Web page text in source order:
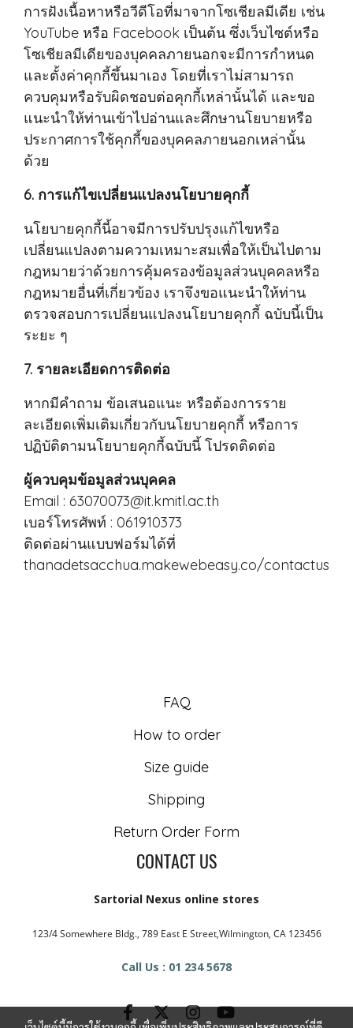
การฝังเนื้อหาหรือวีดีโอที่มาจากโซเชียลมีเดีย เช่น
YouTube หรือ Facebook เป็นต้น ซึ่งเว็บไซต์หรือ
โซเชียลมีเดียของบุคคลภายนอกจะมีการกำหนด
และตั้งค่าคุกกี้ขึ้นมาเอง โดยที่เราไม่สามารถ
ควบคุมหรือรับผิดชอบต่อคุกกี้เหล่านั้นได้ และขอ
แนะนำให้ท่านเข้าไปอ่านและศึกษานโยบายหรือ
ประกาศการใช้คุกกี้ของบุคคลภายนอกเหล่านั้น
ด้วย
6. การแก้ไขเปลี่ยนแปลงนโยบายคุกกี้
นโยบายคุกกี้นี้อาจมีการปรับปรุงแก้ไขหรือ
เปลี่ยนแปลงตามความเหมาะสมเพื่อให้เป็นไปตาม
กฎหมายว่าด้วยการคุ้มครองข้อมูลส่วนบุคคลหรือ
กฎหมายอื่นที่เกี่ยวข้อง เราจึงขอแนะนำให้ท่าน
ตรวจสอบการเปลี่ยนแปลงนโยบายคุกกี้ ฉบับนี้เป็น
ระยะ ๆ
7. รายละเอียดการติดต่อ
หากมีคำถาม ข้อเสนอแนะ หรือต้องการราย
ละเอียดเพิ่มเติมเกี่ยวกับนโยบายคุกกี้ หรือการ
ปฏิบัติตามนโยบายคุกกี้ฉบับนี้ โปรดติดต่อ
ผู้ควบคุมข้อมูลส่วนบุคคล
Email : 63070073@it.kmitl.ac.th
เบอร์โทรศัพท์ : 061910373
ติดต่อผ่านแบบฟอร์มได้ที่
thanadetsacchua.makewebeasy.co/contactus
FAQ
How to order
Size guide
Shipping
Return Order Form
CONTACT US
Sartorial Nexus online stores
123/4 Somewhere Bldg., 789 East E Street,Wilmington, CA 123456
Call Us : 01 234 5678